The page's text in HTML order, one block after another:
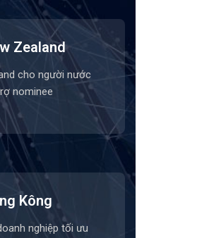
Zealand
cho người nước
nominee
Kông
nghiệp tối ưu